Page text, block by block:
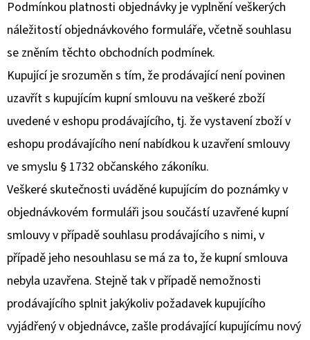
Podmínkou platnosti objednávky je vyplnění veškerých
náležitostí objednávkového formuláře, včetně souhlasu
se zněním těchto obchodních podmínek.
Kupující je srozuměn s tím, že prodávající není povinen
uzavřít s kupujícím kupní smlouvu na veškeré zboží
uvedené v eshopu prodávajícího, tj. že vystavení zboží v
eshopu prodávajícího není nabídkou k uzavření smlouvy
ve smyslu § 1732 občanského zákoníku.
Veškeré skutečnosti uváděné kupujícím do poznámky v
objednávkovém formuláři jsou součástí uzavřené kupní
smlouvy v případě souhlasu prodávajícího s nimi, v
případě jeho nesouhlasu se má za to, že kupní smlouva
nebyla uzavřena. Stejně tak v případě nemožnosti
prodávajícího splnit jakýkoliv požadavek kupujícího
vyjádřený v objednávce, zašle prodávající kupujícímu nový